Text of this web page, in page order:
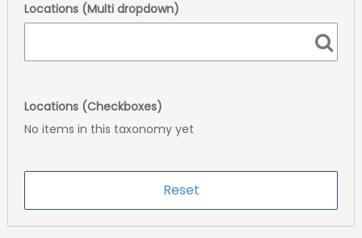
Locations (Multi dropdown)
Locations (Checkboxes)
No items in this taxonomy yet